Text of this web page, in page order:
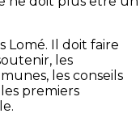
Lomé. Il doit faire
les
les conseils
premiers